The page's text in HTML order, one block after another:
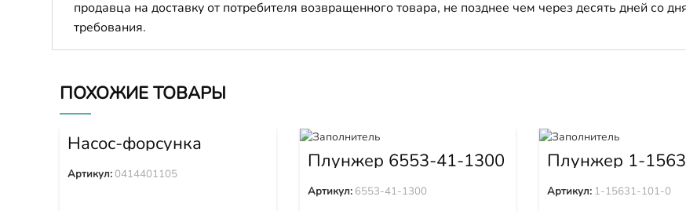
продавца на доставку от потребителя возвращенного товара, не позднее чем через десять дней со
требования.
ПОХОЖИЕ ТОВАРЫ
Насос-форсунка
0414401105
Артикул:0414401105
Плунжер 6553-41-1300
Артикул: 6553-41-1300
Плунжер 1-
Артикул: 1-15631-101-0